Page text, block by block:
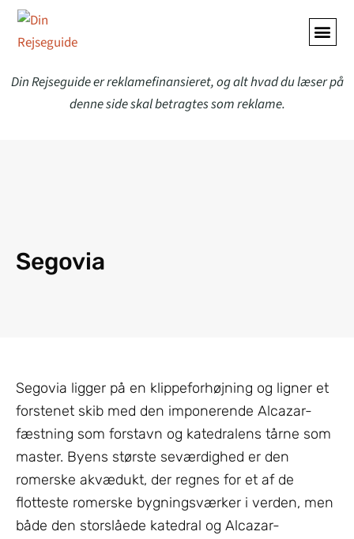
Din Rejseguide er reklamefinansieret, og alt hvad du læser på
denne side skal betragtes som reklame.
Segovia
Segovia ligger på en klippeforhøjning og ligner et
forstenet skib med den imponerende Alcazar-
fæstning som forstavn og katedralens tårne som
master. Byens største seværdighed er den
romerske akvædukt, der regnes for et af de
flotteste romerske bygningsværker i verden, men
både den storslåede katedral og Alcazar-